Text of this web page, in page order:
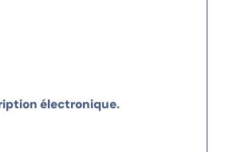
électronique.